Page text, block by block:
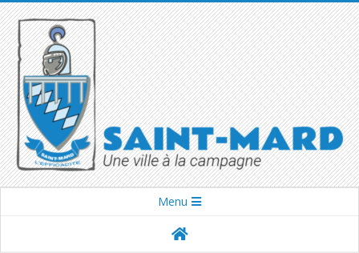
Skip
to
content
SAINT-
Menu